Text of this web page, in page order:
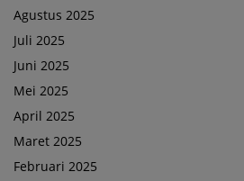
Agustus 2025
Juli 2025
Juni 2025
Mei 2025
April 2025
Maret 2025
Februari 2025